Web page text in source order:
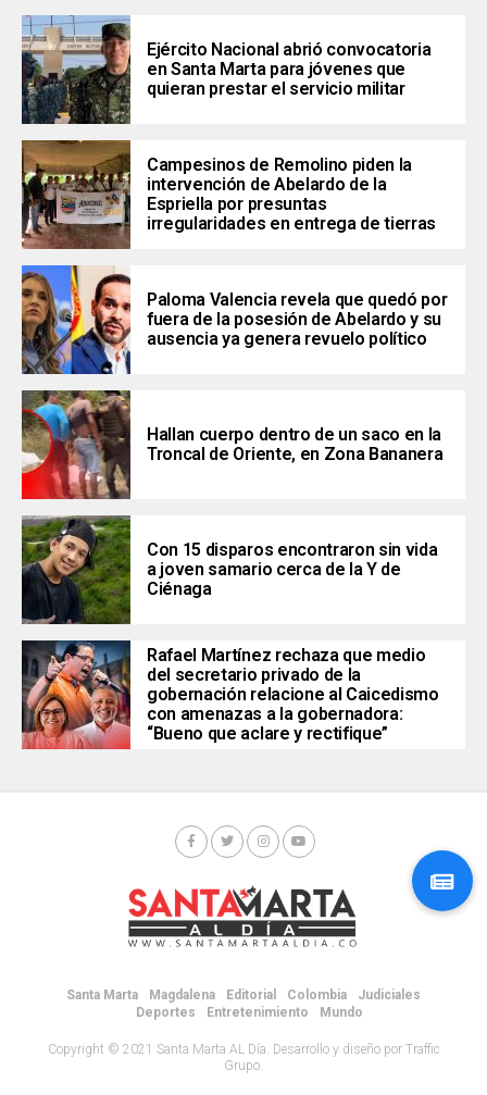
Ejército Nacional abrió convocatoria
en Santa Marta para jóvenes que
quieran prestar el servicio militar
Campesinos de Remolino piden la
intervención de Abelardo de la
Espriella por presuntas
irregularidades en entrega de tierras
Paloma Valencia revela que quedó por
fuera de la posesión de Abelardo y su
ausencia ya genera revuelo político
Hallan cuerpo dentro de un saco en la
Troncal de Oriente, en Zona Bananera
Con 15 disparos encontraron sin vida
a joven samario cerca de la Y de
Ciénaga
Rafael Martínez rechaza que medio
del secretario privado de la
gobernación relacione al Caicedismo
con amenazas a la gobernadora:
“Bueno que aclare y rectifique”
Santa Marta Magdalena Editorial Colombia
Judiciales
Deportes
Entretenimiento Mundo
Copyright © 2021 Santa Marta AL Día. Desarrollo y diseño por Traffic
Grupo.